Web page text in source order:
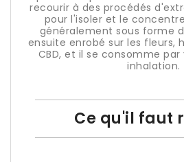
recourir à des procédés
pour l'isoler et le
généralement sous forme
ensuite enrobé sur les fleurs,
CBD, et il se consomme
inhalation.
Ce qu'il faut